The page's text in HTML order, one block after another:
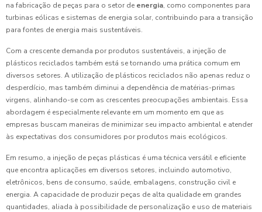
na fabricação de peças para o setor de energia, como componentes para
turbinas eólicas e sistemas de energia solar, contribuindo para a transição
para fontes de energia mais sustentáveis.
Com a crescente demanda por produtos sustentáveis, a injeção de
plásticos reciclados também está se tornando uma prática comum em
diversos setores. A utilização de plásticos reciclados não apenas reduz o
desperdício, mas também diminui a dependência de matérias-primas
virgens, alinhando-se com as crescentes preocupações ambientais. Essa
abordagem é especialmente relevante em um momento em que as
empresas buscam maneiras de minimizar seu impacto ambiental e atender
às expectativas dos consumidores por produtos mais ecológicos.
Em resumo, a injeção de peças plásticas é uma técnica versátil e eficiente
que encontra aplicações em diversos setores, incluindo automotivo,
eletrônicos, bens de consumo, saúde, embalagens, construção civil e
energia. A capacidade de produzir peças de alta qualidade em grandes
quantidades, aliada à possibilidade de personalização e uso de materiais